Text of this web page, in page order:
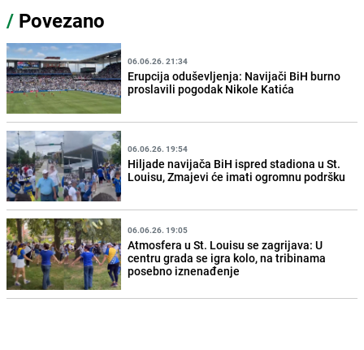
/ Povezano
06.06.26. 21:34
Erupcija oduševljenja: Navijači BiH burno
proslavili pogodak Nikole Katića
06.06.26. 19:54
Hiljade navijača BiH ispred stadiona u St.
Louisu, Zmajevi će imati ogromnu podršku
06.06.26. 19:05
Atmosfera u St. Louisu se zagrijava: U
centru grada se igra kolo, na tribinama
posebno iznenađenje